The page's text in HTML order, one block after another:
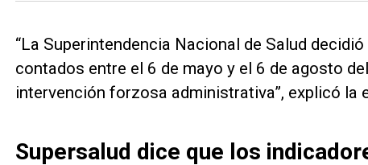
“La Superintendencia Nacional de Salud
contados entre el 6 de mayo y el 6 de agosto
intervención forzosa administrativa”, explicó la
Supersalud dice que los